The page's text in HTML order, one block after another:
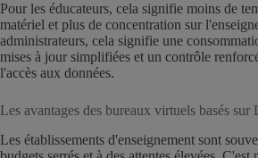
Pour les éducateurs, cela signifie moins de
matériel et plus de concentration sur
administrateurs, cela signifie une
mises à jour simplifiées et un contrôle
l'accès aux données.
Les avantages des bureaux virtuels basés
Les établissements d'enseignement sont